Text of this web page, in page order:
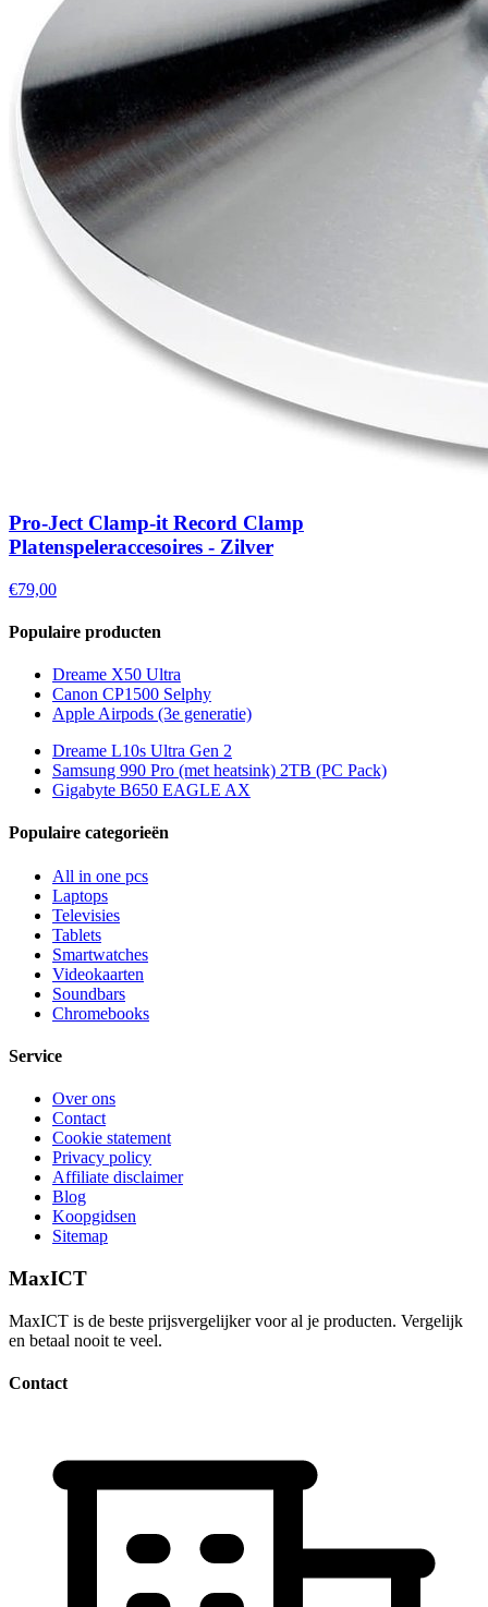
Pro-Ject Clamp-it Record Clamp
Platenspeleraccesoires - Zilver
€79,00
Populaire producten
Dreame X50 Ultra
Canon CP1500 Selphy
Apple Airpods (3e generatie)
Dreame L10s Ultra Gen 2
Samsung 990 Pro (met heatsink) 2TB (PC Pack)
Gigabyte B650 EAGLE AX
Populaire categorieën
All in one pcs
Laptops
Televisies
Tablets
Smartwatches
Videokaarten
Soundbars
Chromebooks
Service
Over ons
Contact
Cookie statement
Privacy policy
Affiliate disclaimer
Blog
Koopgidsen
Sitemap
MaxICT
MaxICT is de beste prijsvergelijker voor al je producten. Vergelijk
en betaal nooit te veel.
Contact